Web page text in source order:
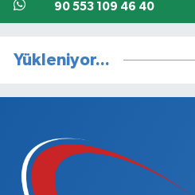
90 553 109 46 40
Yükleniyor...